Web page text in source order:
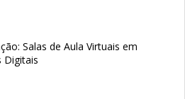
Salas de Aula Virtuais em
Digitais